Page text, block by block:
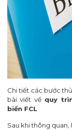
Chi tiết các bước
bài viết về quy
biển FCL
Sau khi thông